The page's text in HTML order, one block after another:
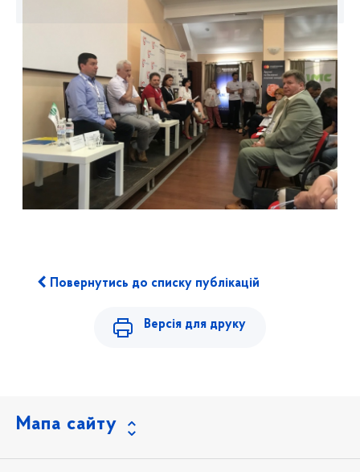
Повернутись до списку публікацій
Версія для друку
Мапа сайту